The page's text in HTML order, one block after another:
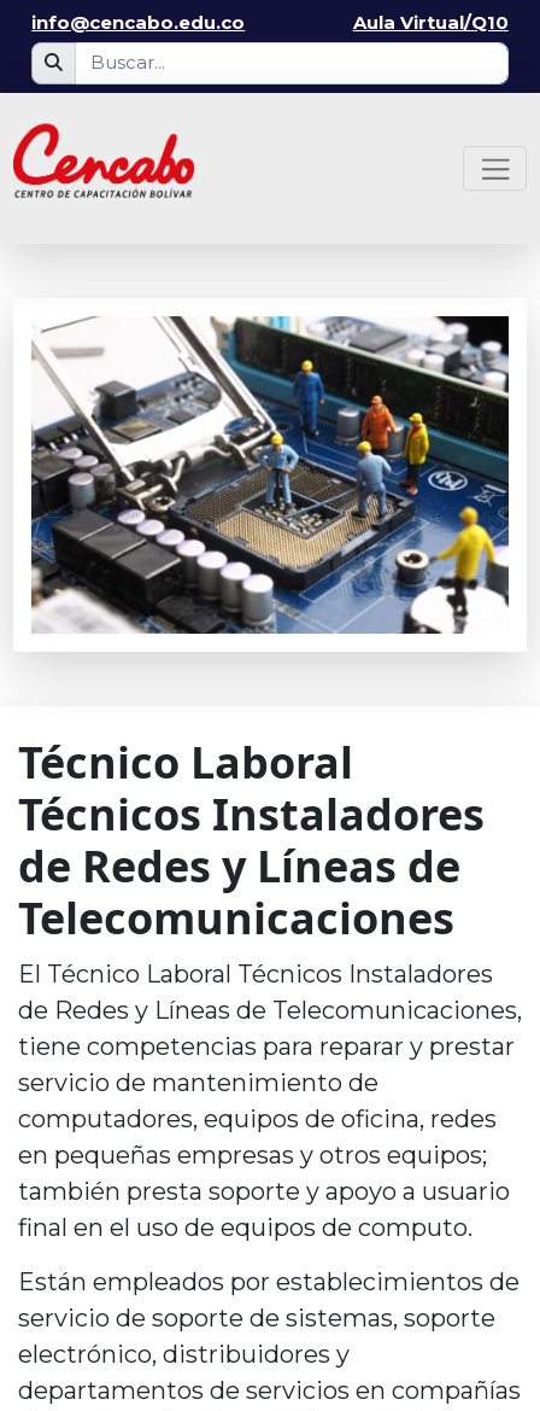
info@cencabo.edu.co Aula Virtual/Q10
Técnico Laboral
Técnicos Instaladores
de Redes y Líneas de
Telecomunicaciones
El Técnico Laboral Técnicos Instaladores
de Redes y Líneas de Telecomunicaciones,
tiene competencias para reparar y prestar
servicio de mantenimiento de
computadores, equipos de oficina, redes
en pequeñas empresas y otros equipos;
también presta soporte y apoyo a usuario
final en el uso de equipos de computo.
Están empleados por establecimientos de
servicio de soporte de sistemas, soporte
electrónico, distribuidores y
departamentos de servicios en compañías